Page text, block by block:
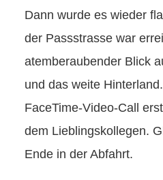
Dann wurde es wieder
der Passstrasse war
atemberaubender Blick
und das weite
FaceTime-Video-Call
dem Lieblingskollegen.
Ende in der Abfahrt.